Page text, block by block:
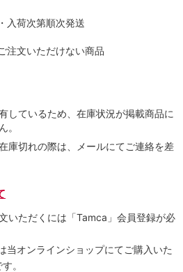
入荷次第順次発送
注文いただけない商品
しているため、在庫状況が掲載商品に
。
庫切れの際は、メールにてご連絡を差
いただくには「Tamca」会員登録が必
当オンラインショップにてご購⼊いた
。